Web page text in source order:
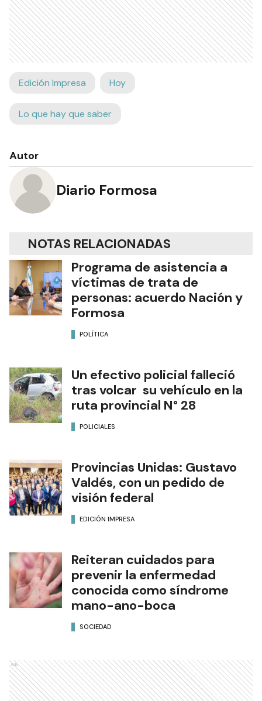
Edición Impresa Hoy
Lo que hay que saber
Autor
Diario Formosa
NOTAS RELACIONADAS
Programa de asistencia a
víctimas de trata de
personas: acuerdo Nación y
Formosa
POLÍTICA
Un efectivo policial falleció
tras volcar su vehículo en la
ruta provincial N° 28
POLICIALES
Provincias Unidas: Gustavo
Valdés, con un pedido de
visión federal
EDICIÓN IMPRESA
Reiteran cuidados para
prevenir la enfermedad
conocida como síndrome
mano-ano-boca
SOCIEDAD
Ads